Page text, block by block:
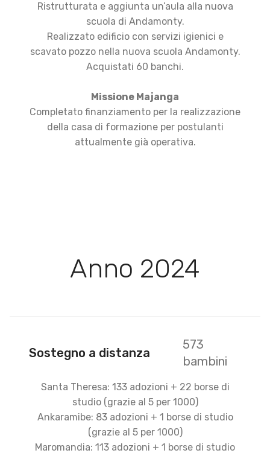
Ristrutturata e aggiunta un’aula alla nuova
scuola di Andamonty.
Realizzato edificio con servizi igienici e
scavato pozzo nella nuova scuola Andamonty.
Acquistati 60 banchi.
Missione Majanga
Completato finanziamento per la realizzazione
della casa di formazione per postulanti
attualmente già operativa.
Anno 2024
Sostegno a distanza
573
bambini
Santa Theresa: 133 adozioni + 22 borse di
studio (grazie al 5 per 1000)
Ankaramibe: 83 adozioni + 1 borse di studio
(grazie al 5 per 1000)
Maromandia: 113 adozioni + 1 borse di studio